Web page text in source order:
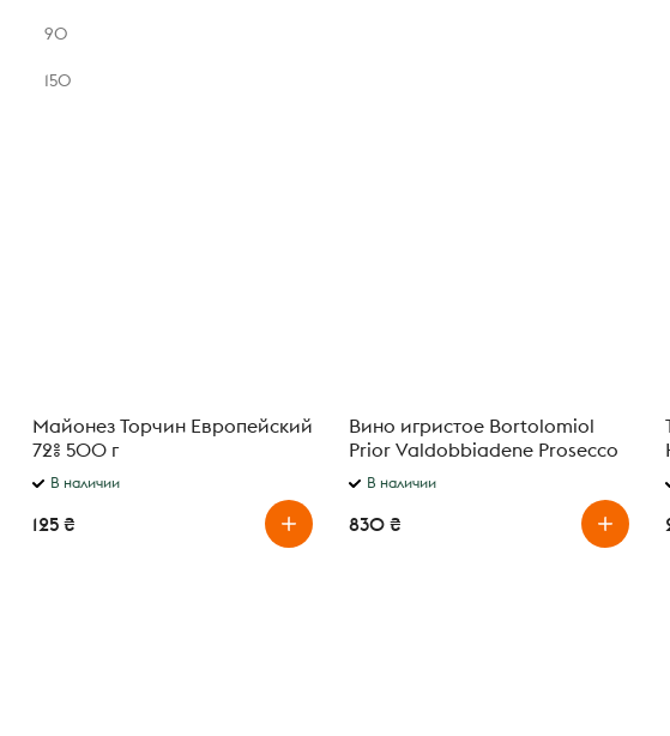
90
150
Майонез Торчин Европейский
72% 500 г
В наличии
125 ₴
Вино игристое Bortolomiol
Prior Valdobbiadene Prosecco
Superiore брют 0,75 л
В наличии
830 ₴